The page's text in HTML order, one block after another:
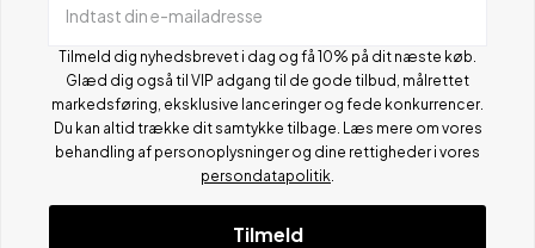
Indtast din e-mailadresse
Tilmeld dig nyhedsbrevet i dag og få 10% på dit næste køb.
Glæd dig også til VIP adgang til de gode tilbud, målrettet
markedsføring, eksklusive lanceringer og fede konkurrencer.
Du kan altid trække dit samtykke tilbage. Læs mere om vores
behandling af personoplysninger og dine rettigheder i vores
persondatapolitik
Tilmeld